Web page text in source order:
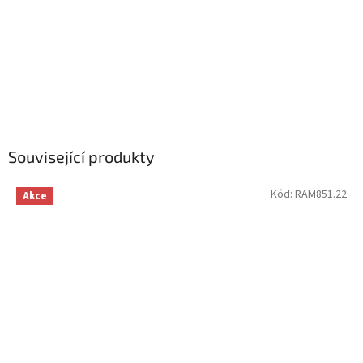
Související produkty
Akce Kód: RAM851.22